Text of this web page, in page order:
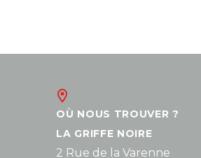
OÙ NOUS TROUVER ?
LA GRIFFE NOIRE
2 Rue de la Varenne